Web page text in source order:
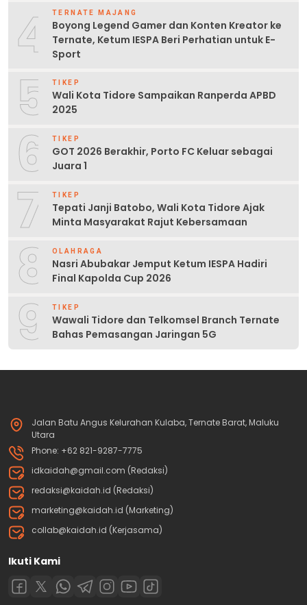
4 TERNATE MAJANG
Boyong Legend Gamer dan Konten Kreator ke
Ternate, Ketum IESPA Beri Perhatian untuk E-
Sport
5 TIKEP
Wali Kota Tidore Sampaikan Ranperda APBD
2025
6 TIKEP
GOT 2026 Berakhir, Porto FC Keluar sebagai
Juara 1
7 TIKEP
Tepati Janji Batobo, Wali Kota Tidore Ajak
Minta Masyarakat Rajut Kebersamaan
8 OLAHRAGA
Nasri Abubakar Jemput Ketum IESPA Hadiri
Final Kapolda Cup 2026
9 TIKEP
Wawali Tidore dan Telkomsel Branch Ternate
Bahas Pemasangan Jaringan 5G
Jalan Batu Angus Kelurahan Kulaba, Ternate Barat, Maluku
Utara
Phone: +62 821-9287-7775
idkaidah@gmail.com (Redaksi)
redaksi@kaidah.id (Redaksi)
marketing@kaidah.id (Marketing)
collab@kaidah.id (Kerjasama)
Ikuti Kami